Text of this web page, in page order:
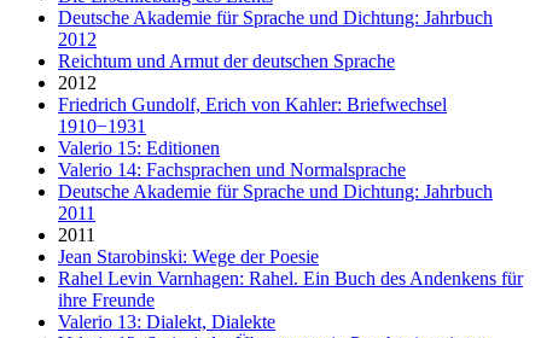
Deutsche Akademie für Sprache und Dichtung: Jahrbuch
2012
Reichtum und Armut der deutschen Sprache
2012
Friedrich Gundolf, Erich von Kahler: Briefwechsel
1910−1931
Valerio 15: Editionen
Valerio 14: Fachsprachen und Normalsprache
Deutsche Akademie für Sprache und Dichtung: Jahrbuch
2011
2011
Jean Starobinski: Wege der Poesie
Rahel Levin Varnhagen: Rahel. Ein Buch des Andenkens für
ihre Freunde
Valerio 13: Dialekt, Dialekte